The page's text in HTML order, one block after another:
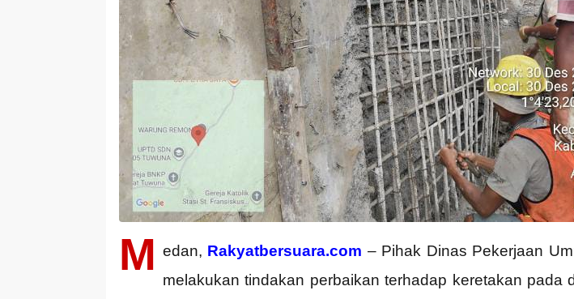
M edan, Rakyatbersuara.com – Pihak Dinas Pekerjaan
melakukan tindakan perbaikan terhadap keretakan